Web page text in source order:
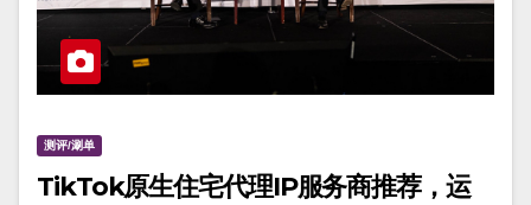
测评/涮单
TikTok原生住宅代理IP服务商推荐，运